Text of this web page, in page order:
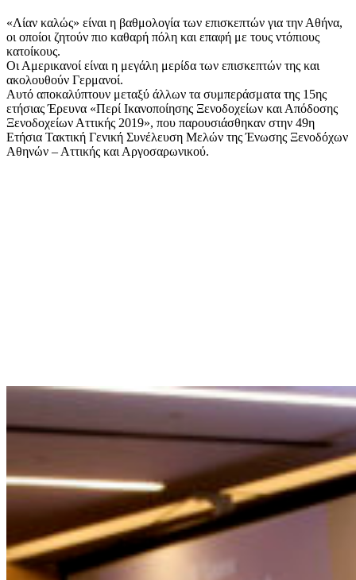
«Λίαν καλώς» είναι η βαθμολογία των επισκεπτών για την Αθήνα,
οι οποίοι ζητούν πιο καθαρή πόλη και επαφή με τους ντόπιους
κατοίκους.
Οι Αμερικανοί είναι η μεγάλη μερίδα των επισκεπτών της και
ακολουθούν Γερμανοί.
Αυτό αποκαλύπτουν μεταξύ άλλων τα συμπεράσματα της 15ης
ετήσιας Έρευνα «Περί Ικανοποίησης Ξενοδοχείων και Απόδοσης
Ξενοδοχείων Αττικής 2019», που παρουσιάσθηκαν στην 49η
Ετήσια Τακτική Γενική Συνέλευση Μελών της Ένωσης Ξενοδόχων
Αθηνών – Αττικής και Αργοσαρωνικού.